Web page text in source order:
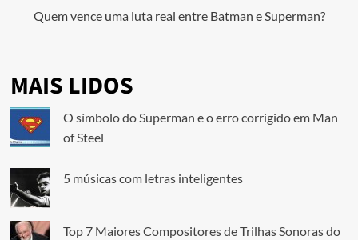
Quem vence uma luta real entre Batman e Superman?
MAIS LIDOS
O símbolo do Superman e o erro corrigido em Man
of Steel
5 músicas com letras inteligentes
Top 7 Maiores Compositores de Trilhas Sonoras do